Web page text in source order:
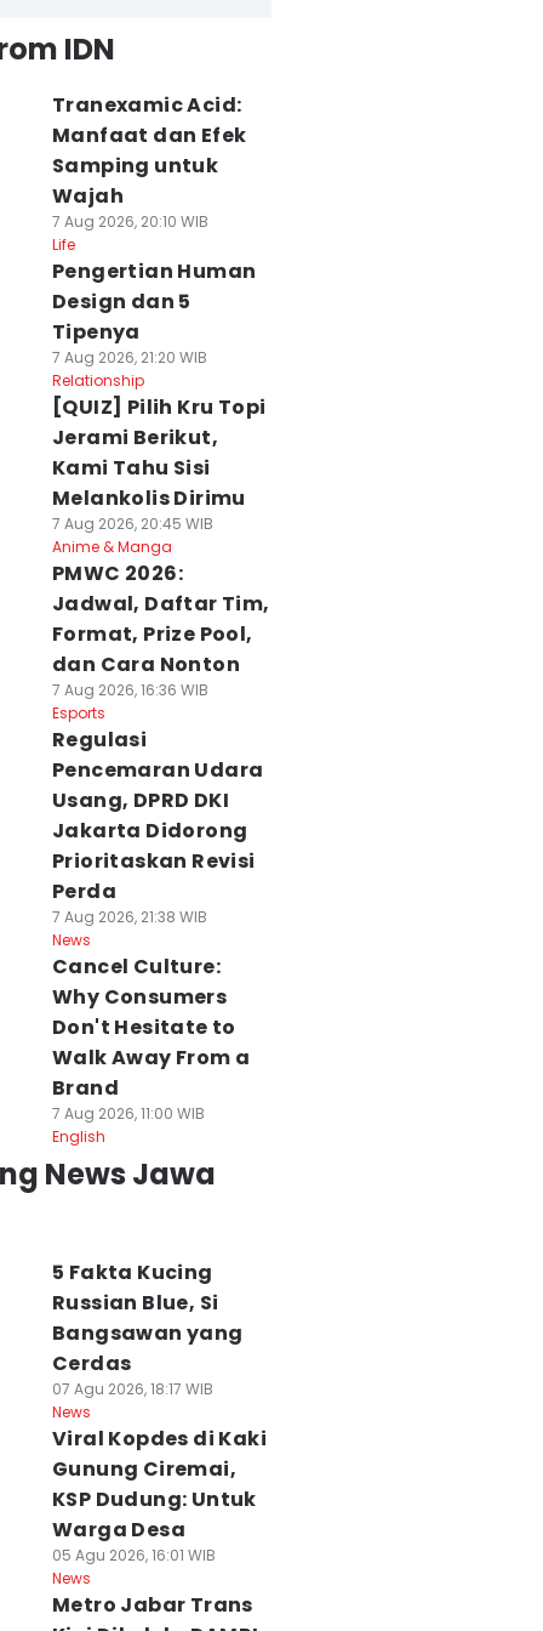
Jabar
bagi Korban
Agu 2026, 16:41 WIB
KDM Siapkan
Knalpot Standar
Gratis bagi Motor
Murah yang Kena
Razia
IDN
Tranexamic Acid:
Manfaat dan Efek
Samping untuk
Wajah
7 Aug 2026, 20:10 WIB
Life
Pengertian Human
Design dan 5
Tipenya
7 Aug 2026, 21:20 WIB
Relationship
[QUIZ] Pilih Kru Topi
Jerami Berikut,
Kami Tahu Sisi
Melankolis Dirimu
7 Aug 2026, 20:45 WIB
Anime & Manga
PMWC 2026:
Jadwal, Daftar Tim,
Format, Prize Pool,
dan Cara Nonton
7 Aug 2026, 16:36 WIB
Esports
Regulasi
Pencemaran Udara
Usang, DPRD DKI
Jakarta Didorong
Prioritaskan Revisi
Perda
7 Aug 2026, 21:38 WIB
News
Cancel Culture:
Why Consumers
Don't Hesitate to
Walk Away From a
Brand
7 Aug 2026, 11:00 WIB
English
News Jawa
5 Fakta Kucing
Russian Blue, Si
Bangsawan yang
Cerdas
07 Agu 2026, 18:17 WIB
News
Viral Kopdes di Kaki
Gunung Ciremai,
KSP Dudung: Untuk
Warga Desa
05 Agu 2026, 16:01 WIB
News
Metro Jabar Trans